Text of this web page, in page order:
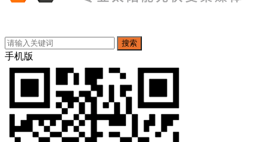
搜索
手机版